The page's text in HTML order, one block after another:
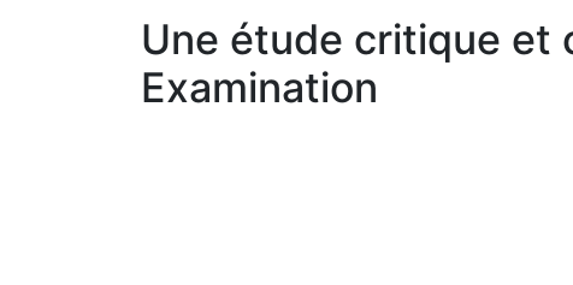
Une étude critique et
Examination